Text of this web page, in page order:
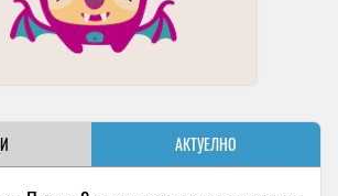
АКТУЕЛНО